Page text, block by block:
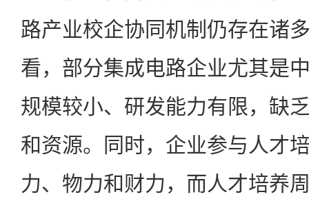
路产业校企协同机制仍存在诸
看，部分集成电路企业尤其是
规模较小、研发能力有限，缺
和资源。同时，企业参与人才
力、物力和财力，而人才培养